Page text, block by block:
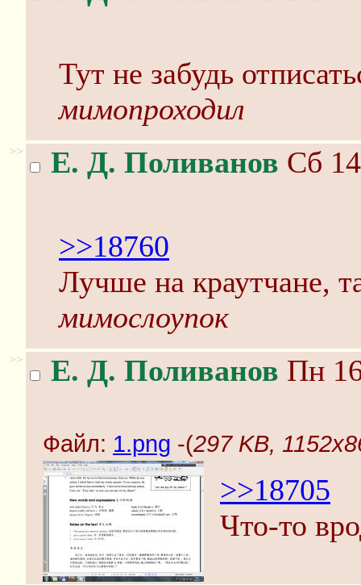
Тут не забудь
мимопроходил
>> Е. Д. Поливанов Сб
>>18760
Лучше на краутчане,
мимослоупок
>> Е. Д. Поливанов Пн
Файл: 1.png -(297 KB,
>>18705
Что-то